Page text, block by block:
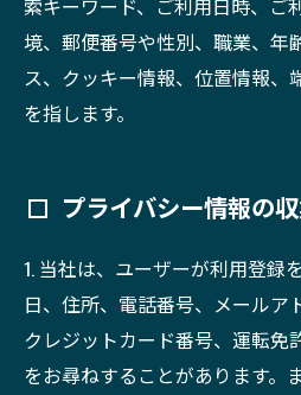
索キーワード、ご利用日時、ご
境、郵便番号や性別、職業、年
ス、クッキー情報、位置情報、
を指します。
プライバシー情報の
1. 当社は、ユーザーが利用登録
日、住所、電話番号、メールア
クレジットカード番号、運転免
をお尋ねすることがあります。